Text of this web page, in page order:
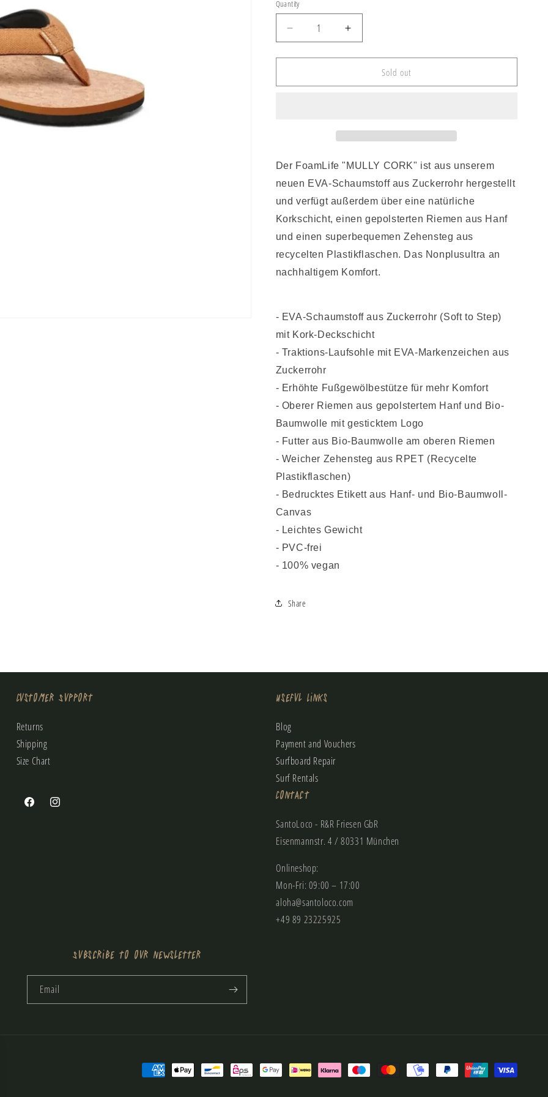
unavailable
Quantity
Decrease
quantity
for
Mully
Increase
quantity
for
FoamLife
Mully
Sold out
Der FoamLife "MULLY CORK" ist aus unserem
neuen EVA-Schaumstoff aus Zuckerrohr hergestellt
und verfügt außerdem über eine natürliche
Korkschicht, einen gepolsterten Riemen aus Hanf
und einen superbequemen Zehensteg aus
recycelten Plastikflaschen. Das Nonplusultra an
nachhaltigem Komfort.
- EVA-Schaumstoff aus Zuckerrohr (Soft to Step)
mit Kork-Deckschicht
- Traktions-Laufsohle mit EVA-Markenzeichen aus
Zuckerrohr
- Erhöhte Fußgewölbestütze für mehr Komfort
- Oberer Riemen aus gepolstertem Hanf und Bio-
Baumwolle mit gesticktem Logo
- Futter aus Bio-Baumwolle am oberen Riemen
- Weicher Zehensteg aus RPET (Recycelte
Plastikflaschen)
- Bedrucktes Etikett aus Hanf- und Bio-Baumwoll-
Canvas
- Leichtes Gewicht
- PVC-frei
- 100% vegan
Share
Customer Support
Returns
Shipping
Size Chart
Useful Links
Blog
Payment and Vouchers
Surfboard Repair
Surf Rentals
FacebookInstagram
Contact
SantoLoco - R&R Friesen GbR
Eisenmannstr. 4 / 80331 München
Onlineshop:
Mon-Fri: 09:00 – 17:00
aloha@santoloco.com
+49 89 23225925
Subscribe to our newsletter
Email
Payment